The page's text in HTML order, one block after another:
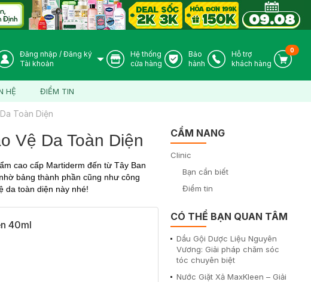
User Icon
Đăng nhập / Đăng ký
Tài khoản
Store Icon
Hệ thống
cửa hàng
Warranty Icon
Bảo
hành
Phone Icon
Hỗ trợ
khách hàng
Cart
0
HỆ ĐIỂM TIN
Toàn Diện
Vệ Da Toàn Diện
cao cấp Martiderm đến từ Tây Ban
bảng thành phần cũng như công
da toàn diện này nhé!
40ml
CẨM NANG
Clinic
Bạn cần biết
Điểm tin
CÓ THỂ BẠN QUAN TÂM
Dầu Gội Dược Liệu Nguyên
Vương: Giải pháp chăm sóc
tóc chuyên biệt
Nước Giặt Xả MaxKleen – Giải